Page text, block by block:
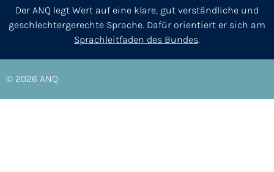
Der ANQ legt Wert auf eine klare, gut verständliche und
geschlechtergerechte Sprache. Dafür orientiert er sich am
Sprachleitfaden des Bundes.
© 2026 ANQ